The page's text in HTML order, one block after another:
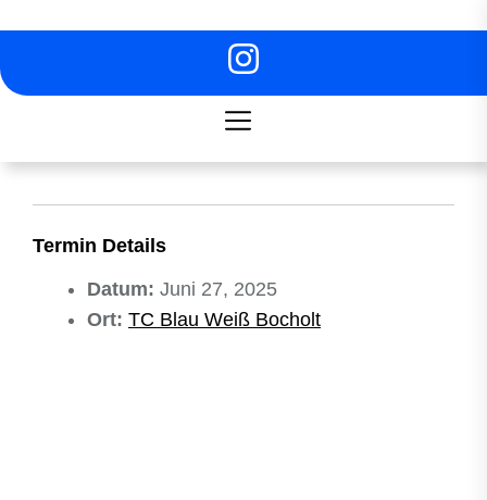
the
content
Termin Details
Datum: Juni 27, 2025
Ort: TC Blau Weiß Bocholt